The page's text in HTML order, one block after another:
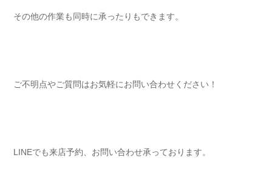
その他の作業も同時に承ったりもできます。
ご不明点やご質問はお気軽にお問い合わせください！
LINEでも来店予約、お問い合わせ承っております。